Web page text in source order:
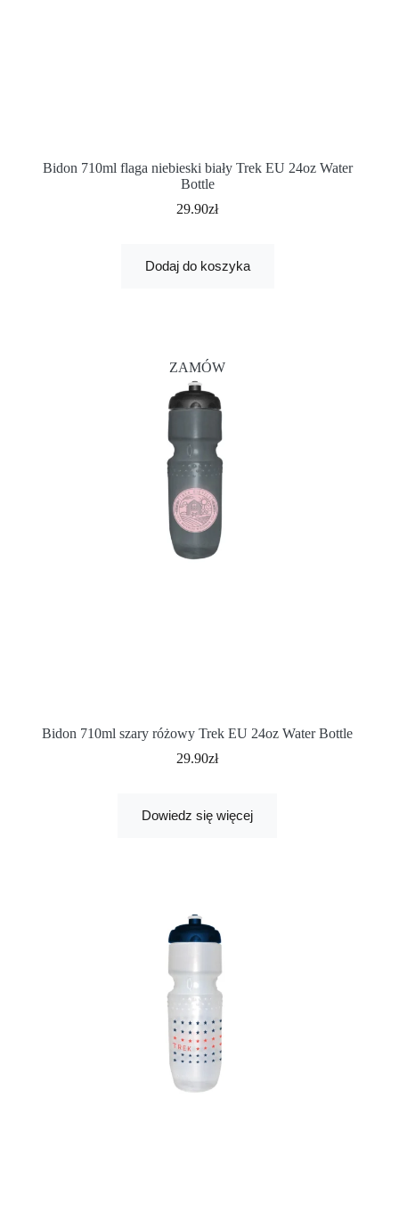
Bidon 710ml flaga niebieski biały Trek EU 24oz Water
Bottle
29.90zł
Dodaj do koszyka
ZAMÓW
Bidon 710ml szary różowy Trek EU 24oz Water Bottle
29.90zł
Dowiedz się więcej